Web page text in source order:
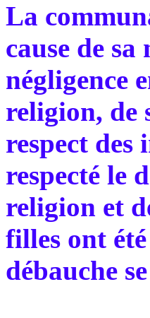
La
cause de
négligence
religion, de
respect des
respecté le
religion et
filles ont
débauche